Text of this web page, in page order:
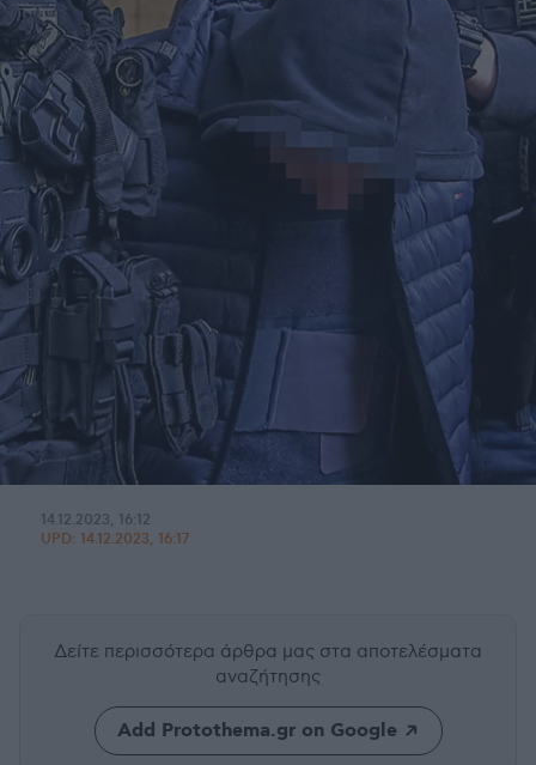
14.12.2023, 16:12
UPD: 14.12.2023, 16:17
Δείτε περισσότερα άρθρα μας στα αποτελέσματα
αναζήτησης
Add Protothema.gr on Google